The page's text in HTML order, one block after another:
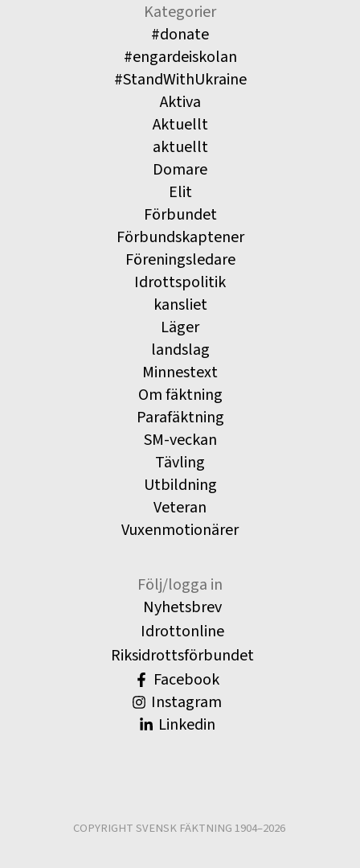
Kategorier
#donate
#engardeiskolan
#StandWithUkraine
Aktiva
Aktuellt
aktuellt
Domare
Elit
Förbundet
Förbundskaptener
Föreningsledare
Idrottspolitik
kansliet
Läger
landslag
Minnestext
Om fäktning
Parafäktning
SM-veckan
Tävling
Utbildning
Veteran
Vuxenmotionärer
Följ/logga in
Nyhetsbrev
Idrottonline
Riksidrottsförbundet
Facebook
Instagram
Linkedin
COPYRIGHT SVENSK FÄKTNING 1904–2026